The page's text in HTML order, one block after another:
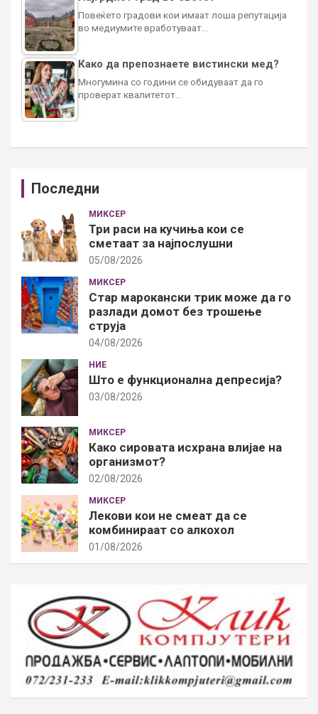
Повеќето градови кои имаат лоша репутација
во медиумите вработуваат…
Како да препознаете вистински мед?
Многумина со години се обидуваат да го
проверат квалитетот…
Последни
МИКСЕР
Три раси на кучиња кои се
сметаат за најпослушни
05/08/2026
МИКСЕР
Стар марокански трик може да го
разлади домот без трошење
струја
04/08/2026
НИЕ
Што е функционална депресија?
03/08/2026
МИКСЕР
Како сировата исхрана влијае на
организмот?
02/08/2026
МИКСЕР
Лекови кои не смеат да се
комбинираат со алкохол
01/08/2026